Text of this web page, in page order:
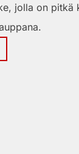
jolla on pitkä